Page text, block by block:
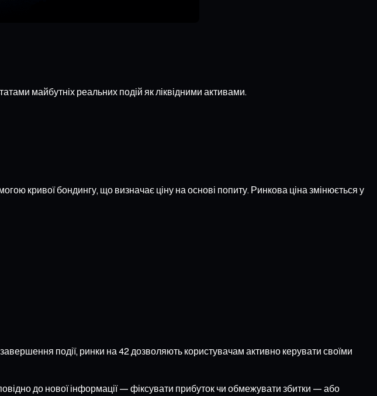
майбутніх реальних подій як ліквідними активами.
кривої бондингу, що визначає ціну на основі попиту. Ринкова ціна змінюється у
події, ринки на 42 дозволяють користувачам активно керувати своїми
до нової інформації — фіксувати прибуток чи обмежувати збитки — або